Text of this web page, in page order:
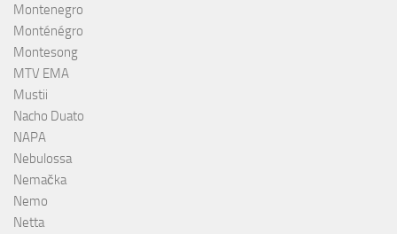
Montenegro
Monténégro
Montesong
MTV EMA
Mustii
Nacho Duato
NAPA
Nebulossa
Nemačka
Nemo
Netta